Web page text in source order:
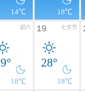
14℃ 18℃
初六
18℃
七夕节
19
28°
18℃